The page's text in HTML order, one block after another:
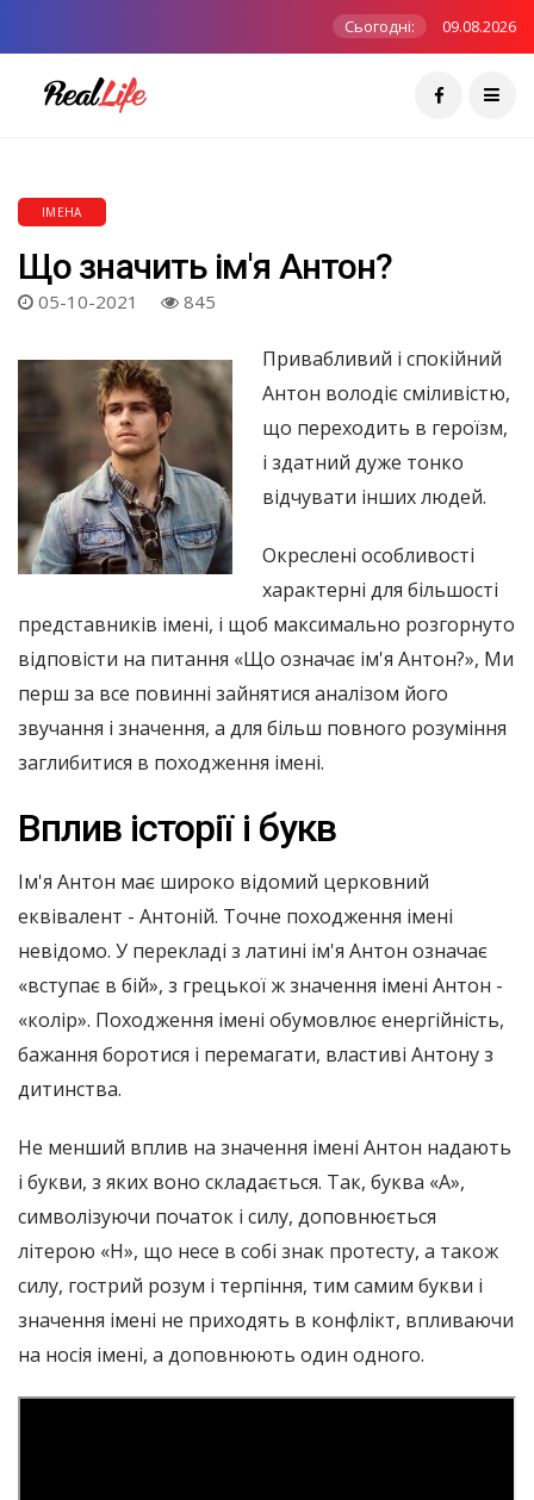
Сьогодні: 09.08.2026
ІМЕНА
Що значить ім'я Антон?
05-10-2021 845
Привабливий і спокійний
Антон володіє сміливістю,
що переходить в героїзм,
і здатний дуже тонко
відчувати інших людей.
Окреслені особливості
характерні для більшості
представників імені, і щоб максимально розгорнуто
відповісти на питання «Що означає ім'я Антон?», Ми
перш за все повинні зайнятися аналізом його
звучання і значення, а для більш повного розуміння
заглибитися в походження імені.
Вплив історії і букв
Ім'я Антон має широко відомий церковний
еквівалент - Антоній. Точне походження імені
невідомо. У перекладі з латині ім'я Антон означає
«вступає в бій», з грецької ж значення імені Антон -
«колір». Походження імені обумовлює енергійність,
бажання боротися і перемагати, властиві Антону з
дитинства.
Не менший вплив на значення імені Антон надають
і букви, з яких воно складається. Так, буква «А»,
символізуючи початок і силу, доповнюється
літерою «Н», що несе в собі знак протесту, а також
силу, гострий розум і терпіння, тим самим букви і
значення імені не приходять в конфлікт, впливаючи
на носія імені, а доповнюють один одного.